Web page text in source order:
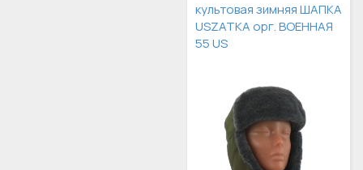
культовая зимняя ШАПКА
USZATKA орг. ВОЕННАЯ
55 US